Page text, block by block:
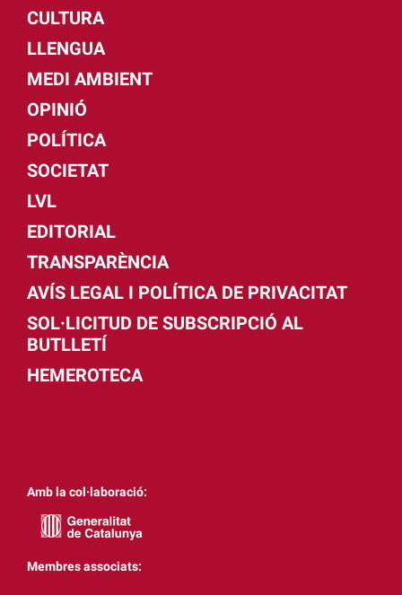
CULTURA
LLENGUA
MEDI AMBIENT
OPINIÓ
POLÍTICA
SOCIETAT
LVL
EDITORIAL
TRANSPARÈNCIA
AVÍS LEGAL I POLÍTICA DE PRIVACITAT
SOL·LICITUD DE SUBSCRIPCIÓ AL
BUTLLETÍ
HEMEROTECA
Amb la col·laboració:
Membres associats: